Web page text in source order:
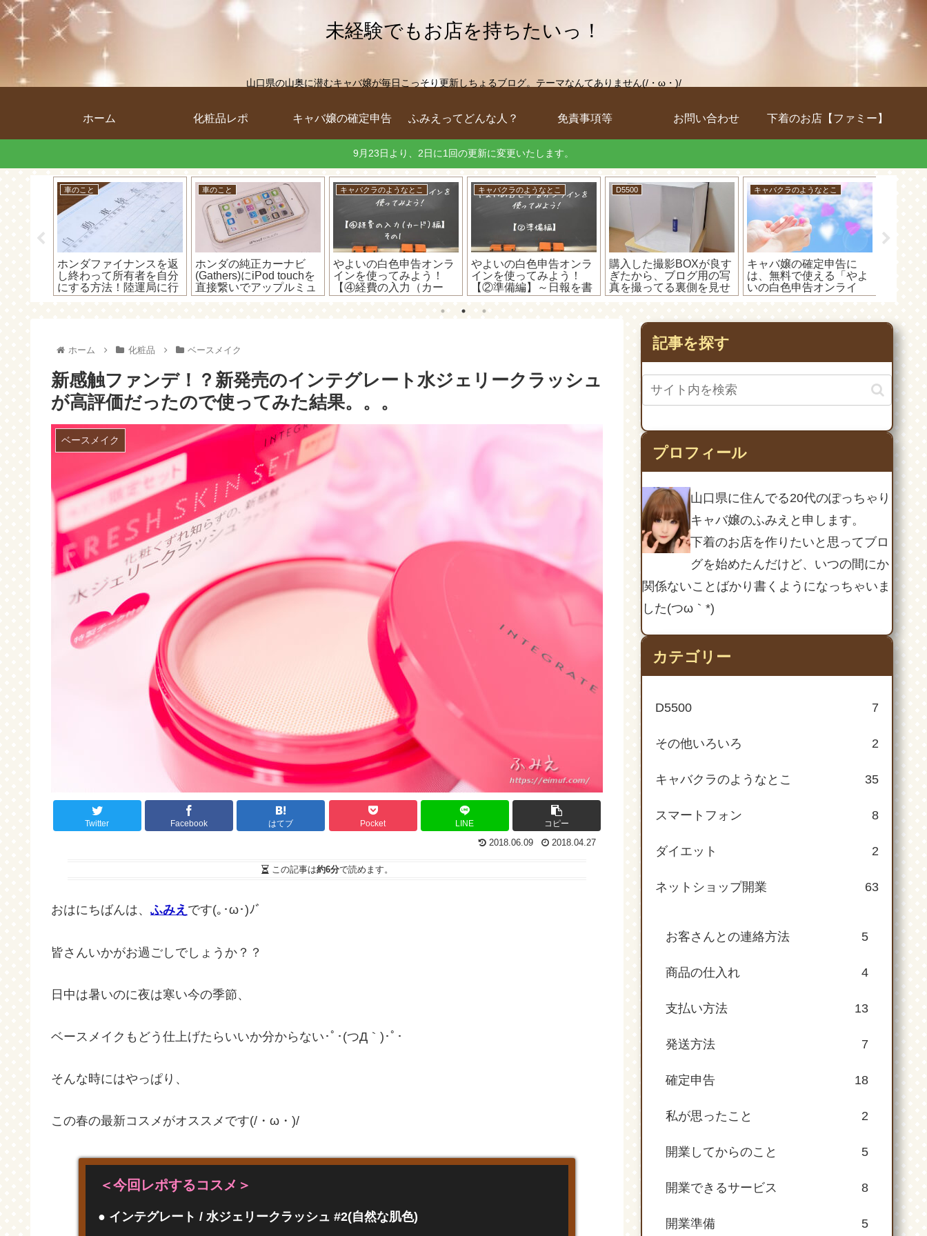
未経験でもお店を持ちたいっ！
山口県の山奥に潜むキャバ嬢が毎日こっそり更新しちょるブログ。テーマなんてありません(/・ω・)/
ホーム 化粧品レポ キャバ嬢の確定申告 ふみえってどんな人？ 免責事項等 お問い合わせ 下着のお店【ファミー】
9月23日より、2日に1回の更新に変更いたします。
車のこと
ホンダファイナンスを返
し終わって所有者を自分
にする方法！陸運局に行
けば安くて速くて超簡単
車のこと
ホンダの純正カーナビ
(Gathers)にiPod touchを
直接繋いでアップルミュ
ージックが聞けるか検証
キャバクラのようなとこ
やよいの白色申告オンラ
インを使ってみよう！
【④経費の入力（カー
ド）編】～現金で買った
キャバクラのようなとこ
やよいの白色申告オンラ
インを使ってみよう！
【②準備編】～日報を書
いてみる～
D5500
購入した撮影BOXが良す
ぎたから、ブログ用の写
真を撮ってる裏側を見せ
ちゃいます！(=ﾟωﾟ)ﾉ
キャバクラのようなとこ
キャバ嬢の確定申告に
は、無料で使える「やよ
いの白色申告オンライ
ン」が超オススメ！
ホーム 化粧品 ベースメイク
新感触ファンデ！？新発売のインテグレート水ジェリークラッシュ
が高評価だったので使ってみた結果。。。
ベースメイク
Twitter Facebook はてブ Pocket LINE コピー
2018.06.09 2018.04.27
この記事は約6分で読めます。
おはにちばんは、 ふみえ です(｡･ω･)ﾉﾞ
皆さんいかがお過ごしでしょうか？？
日中は暑いのに夜は寒い今の季節、
ベースメイクもどう仕上げたらいいか分からない･ﾟ･(つД｀)･ﾟ･
そんな時にはやっぱり、
この春の最新コスメがオススメです(/・ω・)/
＜今回レポするコスメ＞
● インテグレート / 水ジェリークラッシュ #2(自然な肌色)
記事を探す
プロフィール
山口県に住んでる20代のぽっちゃり
キャバ嬢のふみえと申します。
下着のお店を作りたいと思ってブロ
グを始めたんだけど、いつの間にか
関係ないことばかり書くようになっちゃいま
した(つω｀*)
カテゴリー
D5500 7
その他いろいろ 2
キャバクラのようなとこ 35
スマートフォン 8
ダイエット 2
ネットショップ開業 63
お客さんとの連絡方法 5
商品の仕入れ 4
支払い方法 13
発送方法 7
確定申告 18
私が思ったこと 2
開業してからのこと 5
開業できるサービス 8
開業準備 5